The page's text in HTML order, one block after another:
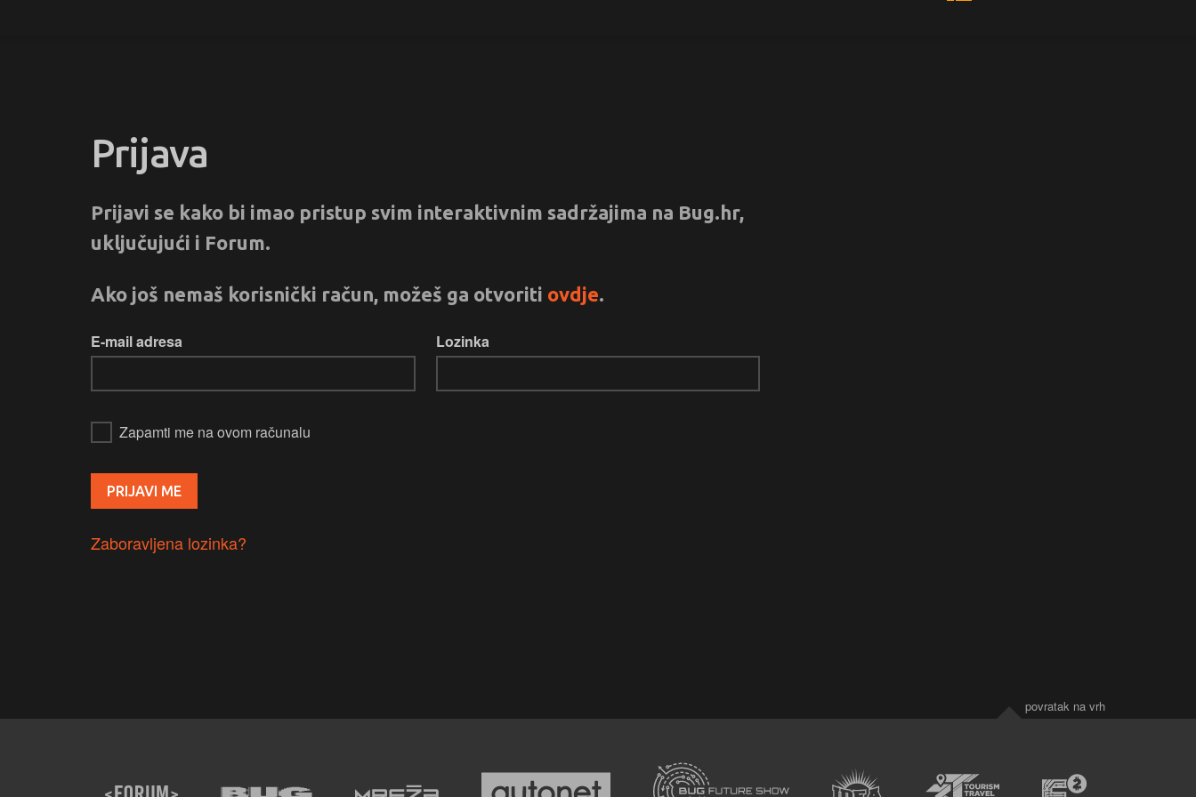
Prijava
Prijavi se kako bi imao pristup svim interaktivnim sadržajima na Bug.hr,
uključujući i Forum.
Ako još nemaš korisnički račun, možeš ga otvoriti ovdje.
E-mail adresa Lozinka
Zapamti me na ovom računalu
Zaboravljena lozinka?
povratak na vrh